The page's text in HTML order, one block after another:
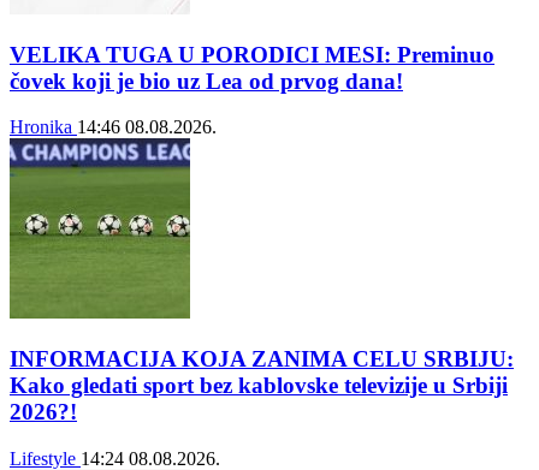
VELIKA TUGA U PORODICI MESI: Preminuo
čovek koji je bio uz Lea od prvog dana!
Hronika 14:46 08.08.2026.
INFORMACIJA KOJA ZANIMA CELU SRBIJU:
Kako gledati sport bez kablovske televizije u Srbiji
2026?!
Lifestyle 14:24 08.08.2026.